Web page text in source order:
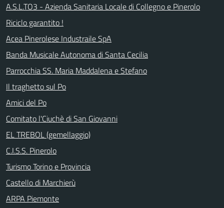
A.S.L.TO3 - Azienda Sanitaria Locale di Collegno e Pinerolo
Riciclo garantito !
Acea Pinerolese Industraile SpA
Banda Musicale Autonoma di Santa Cecilia
Parrocchia SS. Maria Maddalena e Stefano
Il traghetto sul Po
Amici del Po
Comitato l'Ciuchè di San Giovanni
EL TREBOL (gemellaggio)
C.I.S.S. Pinerolo
Turismo Torino e Provincia
Castello di Marchierù
ARPA Piemonte